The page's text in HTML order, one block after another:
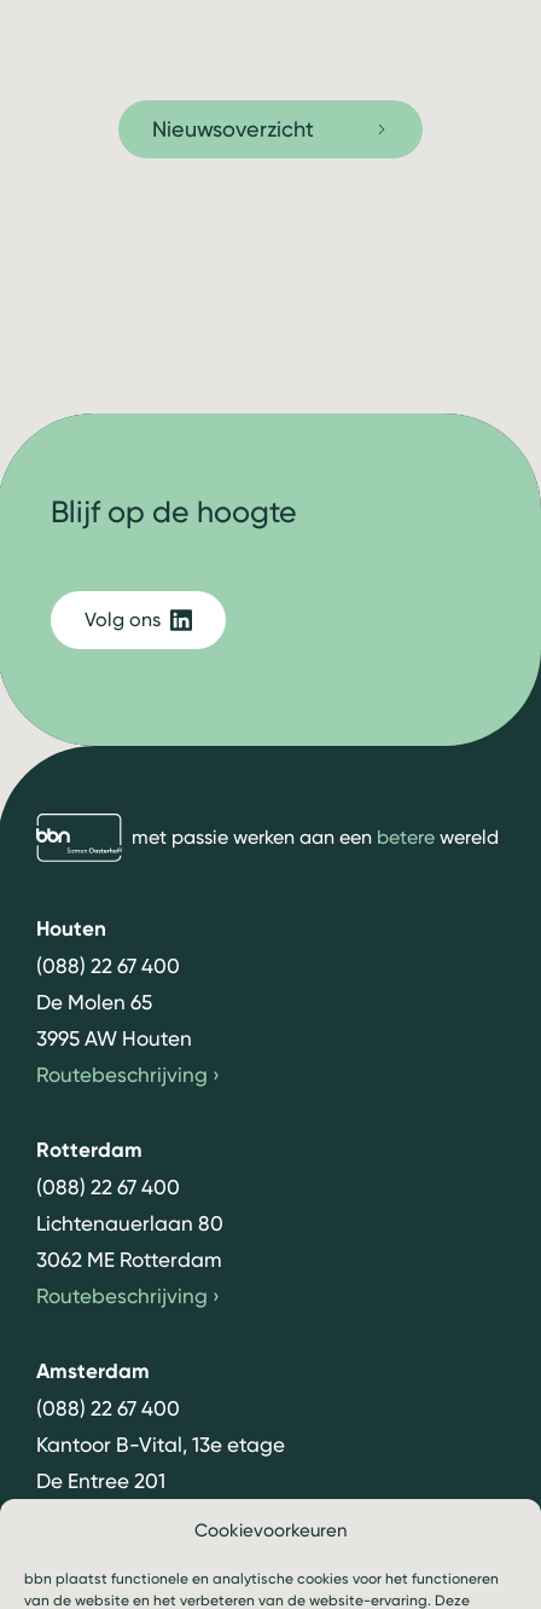
Cookievoorkeuren
bbn plaatst functionele en analytische cookies voor het functioneren
van de website en het verbeteren van de website-ervaring. Deze
Nieuwsoverzicht
bbn adviseursmet passie werken aan een beterewereld
Houten
(088) 22 67 400
De Molen 65
3995 AW Houten
Routebeschrijving ›
Rotterdam
(088) 22 67 400
Lichtenauerlaan 80
3062 ME Rotterdam
Routebeschrijving ›
Amsterdam
(088) 22 67 400
Kantoor B-Vital, 13e etage
De Entree 201
1101 HG Amsterdam
Blijf op de hoogte
Volg ons